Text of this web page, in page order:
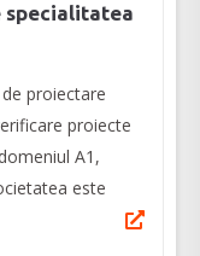
specialitatea
proiectare
proiecte
A1,
este